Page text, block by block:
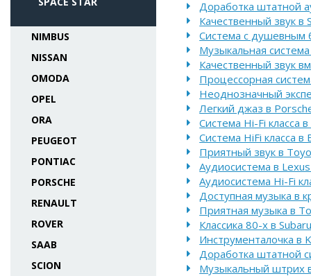
NIMBUS
NISSAN
OMODA
OPEL
ORA
PEUGEOT
PONTIAC
PORSCHE
RENAULT
ROVER
SAAB
SCION
Доработка штатной
Качественный звук в
Система с душевным
Музыкальная
Качественный звук
Процессорная
Неоднозначный
Легкий джаз в
Система Hi-Fi класса
Система HiFi класса в
Приятный звук в
Аудиосистема в
Аудиосистема Hi-Fi
Доступная музыка в
Приятная музыка в
Классика 80-х в
Инструменталочка в
Доработка штатной
Музыкальный штрих